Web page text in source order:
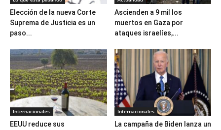
Elección de la nueva Corte
Suprema de Justicia es un
paso...
Ascienden a 9 mil los
muertos en Gaza por
ataques israelíes,...
Internacionales
EEUU reduce sus
Internacionales
La campaña de Biden lanza un